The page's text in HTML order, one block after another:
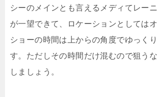
シーのメインとも言えるメディてレー
が一望できて、ロケーションとしてはオ
ショーの時間は上からの角度でゆっく
す。ただしその時間だけ混むので狙う
しましょう。